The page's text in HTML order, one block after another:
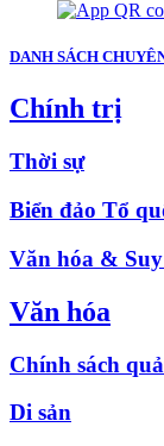
DANH SÁCH
Chính trị
Thời sự
Biển đảo Tổ
Văn hóa &
Văn hóa
Chính sách
Di sản